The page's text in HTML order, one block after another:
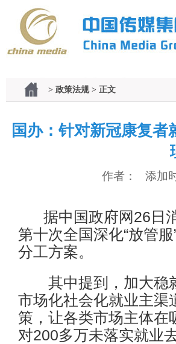
> 政策法规 > 正文
国办：针对新冠康复
作者： 添加
据中国政府网26日
第十次全国深化“放管
分工方案。
其中提到，加大稳
市场化社会化就业主渠
策，让各类市场主体在
对200多万未落实就业